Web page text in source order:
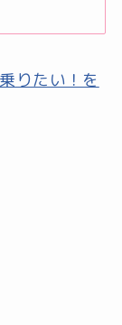
りたい！を